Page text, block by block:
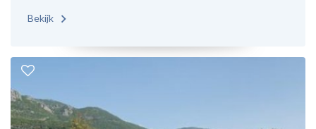
Bekijk